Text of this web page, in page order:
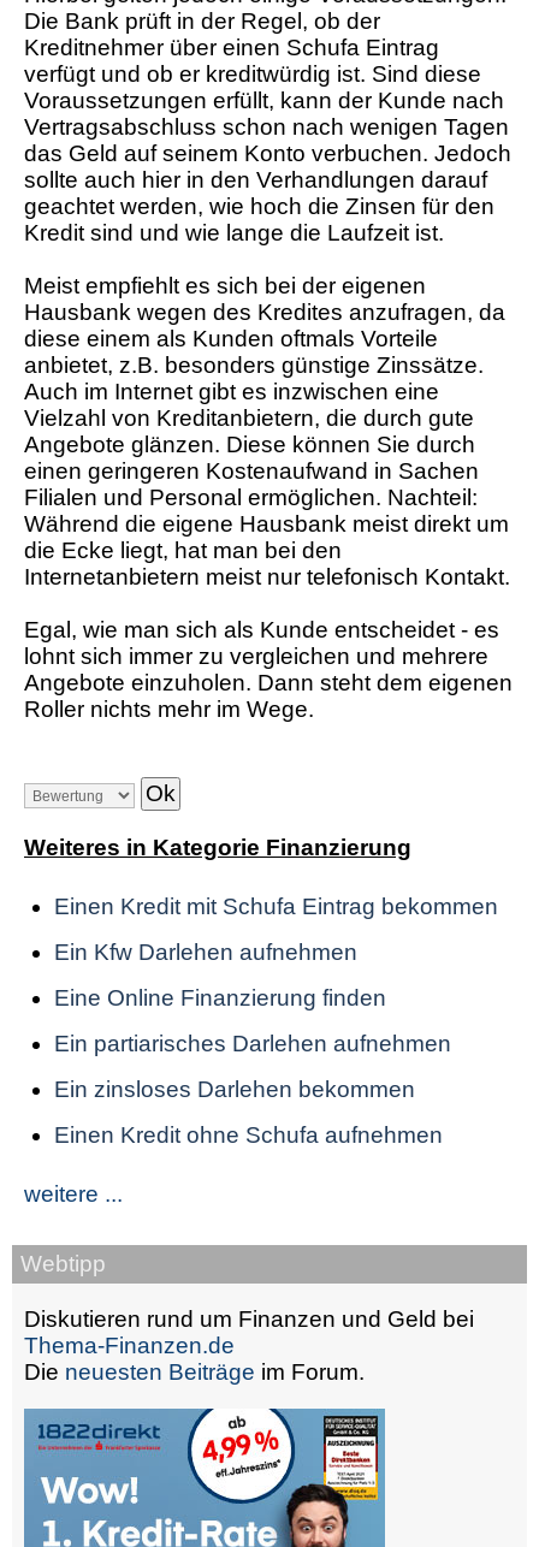
Die Bank prüft in der Regel, ob der
Kreditnehmer über einen Schufa Eintrag
verfügt und ob er kreditwürdig ist. Sind diese
Voraussetzungen erfüllt, kann der Kunde nach
Vertragsabschluss schon nach wenigen Tagen
das Geld auf seinem Konto verbuchen. Jedoch
sollte auch hier in den Verhandlungen darauf
geachtet werden, wie hoch die Zinsen für den
Kredit sind und wie lange die Laufzeit ist.
Meist empfiehlt es sich bei der eigenen
Hausbank wegen des Kredites anzufragen, da
diese einem als Kunden oftmals Vorteile
anbietet, z.B. besonders günstige Zinssätze.
Auch im Internet gibt es inzwischen eine
Vielzahl von Kreditanbietern, die durch gute
Angebote glänzen. Diese können Sie durch
einen geringeren Kostenaufwand in Sachen
Filialen und Personal ermöglichen. Nachteil:
Während die eigene Hausbank meist direkt um
die Ecke liegt, hat man bei den
Internetanbietern meist nur telefonisch Kontakt.
Egal, wie man sich als Kunde entscheidet - es
lohnt sich immer zu vergleichen und mehrere
Angebote einzuholen. Dann steht dem eigenen
Roller nichts mehr im Wege.
Weiteres in Kategorie Finanzierung
Einen Kredit mit Schufa Eintrag bekommen
Ein Kfw Darlehen aufnehmen
Eine Online Finanzierung finden
Ein partiarisches Darlehen aufnehmen
Ein zinsloses Darlehen bekommen
Einen Kredit ohne Schufa aufnehmen
weitere ...
Webtipp
Diskutieren rund um Finanzen und Geld bei
Thema-Finanzen.de
Die neuesten Beiträge im Forum.